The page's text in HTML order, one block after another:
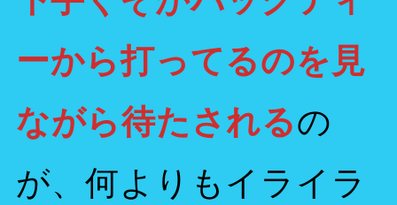
ーから打ってるのを見
ながら待たされるの
が、何よりもイライラ